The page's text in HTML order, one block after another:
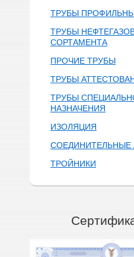
ТРУБЫ
ТРУБЫ
СОРТАМЕНТА
ПРОЧИЕ ТРУБЫ
ТРУБЫ
ТРУБЫ
НАЗНАЧЕНИЯ
ИЗОЛЯЦИЯ
СОЕДИНИТЕЛЬНЫЕ
ТРОЙНИКИ